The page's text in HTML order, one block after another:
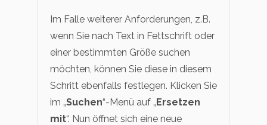
Im Falle weiterer Anforderungen, z.B.
wenn Sie nach Text in Fettschrift oder
einer bestimmten Größe suchen
möchten, können Sie diese in diesem
Schritt ebenfalls festlegen. Klicken Sie
im „Suchen“-Menü auf „Ersetzen
mit“. Nun öffnet sich eine neue